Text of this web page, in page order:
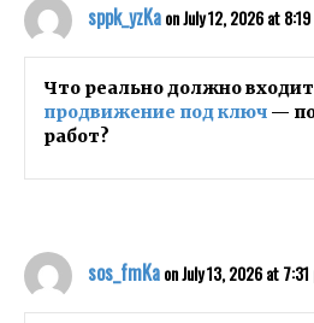
sppk_yzKaon July 12, 2026 at
Что реально должно
продвижение под ключ —
работ?
sos_fmKaon July 13, 2026 at